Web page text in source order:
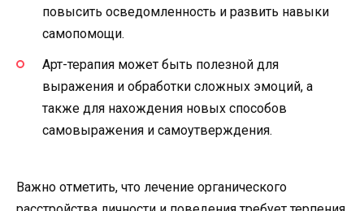
повысить осведомленность и развить навыки
самопомощи.
Арт-терапия может быть полезной для
выражения и обработки сложных эмоций, а
также для нахождения новых способов
самовыражения и самоутверждения.
Важно отметить, что лечение органического